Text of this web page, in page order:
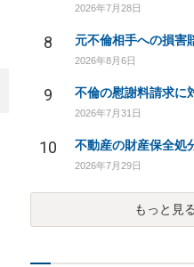
2026年7月28日
8 元不倫相手への損害
2026年8月6日
9
2026年7月31日
10 不動産の財産保全処
2026年7月29日
もっと見る